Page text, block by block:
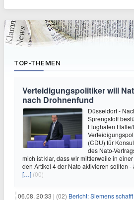
TOP-THEMEN
Verteidigungspolitiker will
nach Drohnenfund
Düsseldorf -
Sprengstoff
Flughafen
(CDU) für
des Nato-
mich ist klar, dass wir mittlerweile in
den Artikel 4 der Nato aktivieren sollten
[…] (00)
06.08. 20:33 | (02) Bericht: Siemens